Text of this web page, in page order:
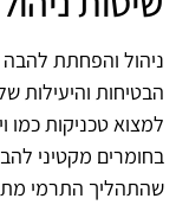
ניהול והפחתת
הבטיחות והיעילות
למצוא טכניקות כמו
בחומרים מקטיני
שהתהליך התרמי